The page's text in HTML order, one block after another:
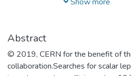
обучающихся в
культурном,
приобретении
Abstract
© 2019, CERN for the benefit of
collaboration.Searches for scalar